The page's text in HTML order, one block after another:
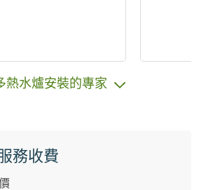
熱水爐安裝的專家
務收費